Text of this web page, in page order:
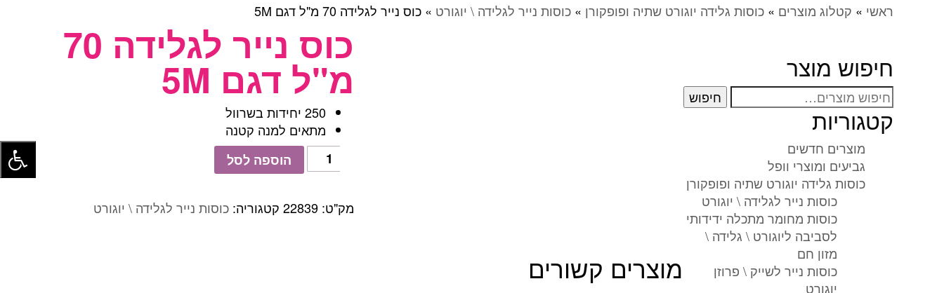
ראשי » קטלוג מוצרים » כוסות גלידה יוגורט שתיה ופופקורן » כוסות נייר לגלידה \ יוגורט » כוס נייר לגלידה 70 מ"ל דגם 5M
חיפוש מוצר
חיפוש
עבור:
חיפוש
קטגוריות
מוצרים חדשים
גביעים ומוצרי וופל
כוסות גלידה יוגורט שתיה ופופקורן
כוסות נייר לגלידה \ יוגורט
כוסות מחומר מתכלה ידידותי
לסביבה ליוגורט \ גלידה \
מזון חם
כוסות נייר לשייק \ פרוזן
יוגורט
כוס נייר לגלידה 70
מ"ל דגם 5M
250 יחידות בשרוול
מתאים למנה קטנה
כמות
של
נייר
הוספה לסל
מק"ט: 22839 קטגוריה: כוסות נייר לגלידה \ יוגורט
מוצרים קשורים